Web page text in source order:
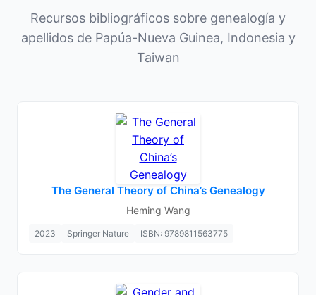
Recursos bibliográficos sobre genealogía y
apellidos de Papúa-Nueva Guinea, Indonesia y
Taiwan
The General Theory of China’s Genealogy
Heming Wang
2023 Springer Nature ISBN: 9789811563775